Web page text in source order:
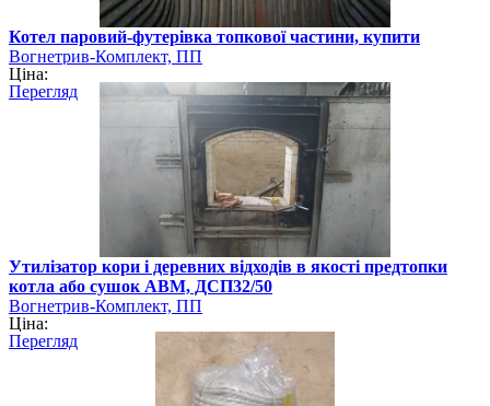
Котел паровий-футерівка топкової частини, купити
Вогнетрив-Комплект, ПП
Ціна:
Перегляд
Утилізатор кори і деревних відходів в якості предтопки
котла або сушок АВМ, ДСП32/50
Вогнетрив-Комплект, ПП
Ціна:
Перегляд